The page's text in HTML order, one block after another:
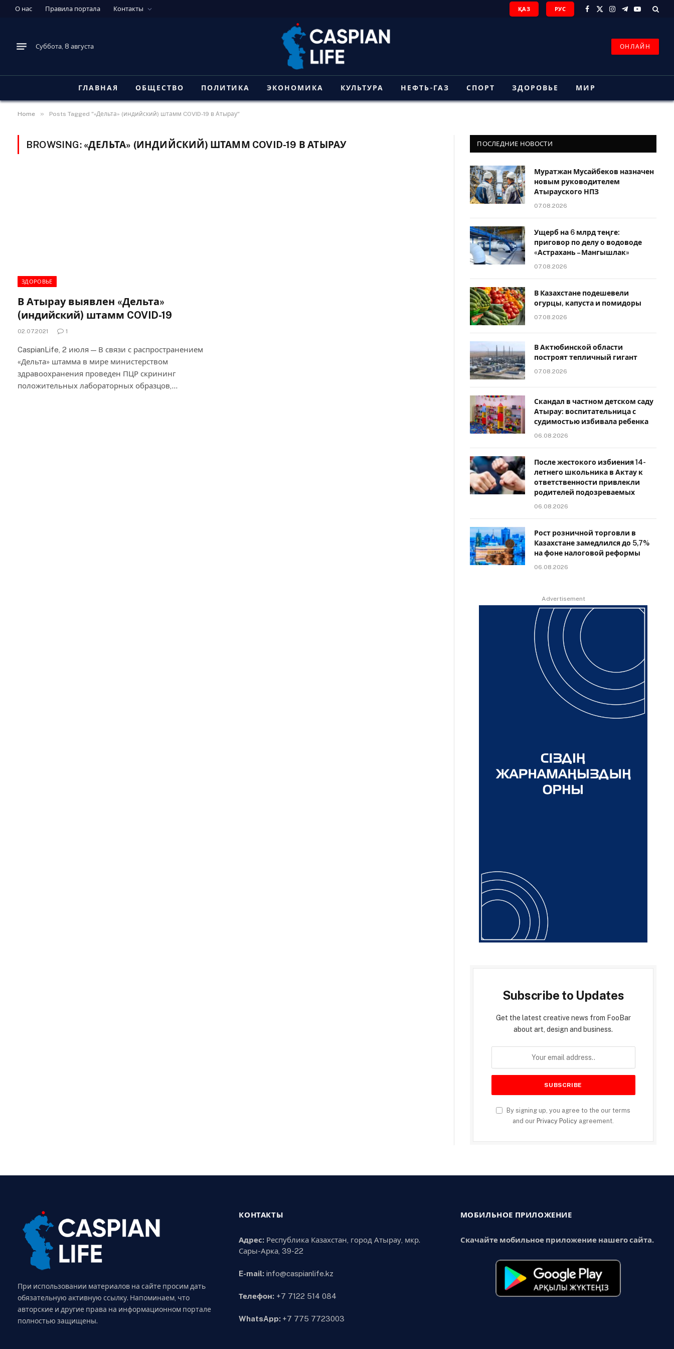
О нас Правила портала Контакты ҚАЗ РУС
Facebook
X
Instagram
Telegram
YouTube
Суббота, 8 августа ОНЛАЙН
ГЛАВНАЯ ОБЩЕСТВО ПОЛИТИКА ЭКОНОМИКА КУЛЬТУРА НЕФТЬ-ГАЗ СПОРТ ЗДОРОВЬЕ МИР
Home » Posts Tagged "«Дельта» (индийский) штамм COVID-19 в Атырау"
BROWSING: «ДЕЛЬТА» (ИНДИЙСКИЙ) ШТАММ COVID-19 В АТЫРАУ
ЗДОРОВЬЕ
В Атырау выявлен «Дельта»
(индийский) штамм COVID-19
02.07.2021 1
CaspianLife, 2 июля — В связи с распространением
«Дельта» штамма в мире министерством
здравоохранения проведен ПЦР скрининг
положительных лабораторных образцов,…
ПОСЛЕДНИЕ НОВОСТИ
Муратжан Мусайбеков назначен
новым руководителем
Атырауского НПЗ
07.08.2026
Ущерб на 6 млрд теңге:
приговор по делу о водоводе
«Астрахань – Мангышлак»
07.08.2026
В Казахстане подешевели
огурцы, капуста и помидоры
07.08.2026
В Актюбинской области
построят тепличный гигант
07.08.2026
Скандал в частном детском саду
Атырау: воспитательница с
судимостью избивала ребенка
06.08.2026
После жестокого избиения 14-
летнего школьника в Актау к
ответственности привлекли
родителей подозреваемых
06.08.2026
Рост розничной торговли в
Казахстане замедлился до 5,7%
на фоне налоговой реформы
06.08.2026
Advertisement
Subscribe to Updates
Get the latest creative news from FooBar
about art, design and business.
By signing up, you agree to the our terms
and our Privacy Policy agreement.
При использовании материалов на сайте просим дать
обязательную активную ссылку. Напоминаем, что
авторские и другие права на информационном портале
полностью защищены.
КОНТАКТЫ
Адрес: Республика Казахстан, город Атырау, мкр.
Сары-Арка, 39-22
E-mail: info@caspianlife.kz
Телефон: +7 7122 514 084
WhatsApp: +7 775 7723003
МОБИЛЬНОЕ ПРИЛОЖЕНИЕ
Скачайте мобильное приложение нашего сайта.